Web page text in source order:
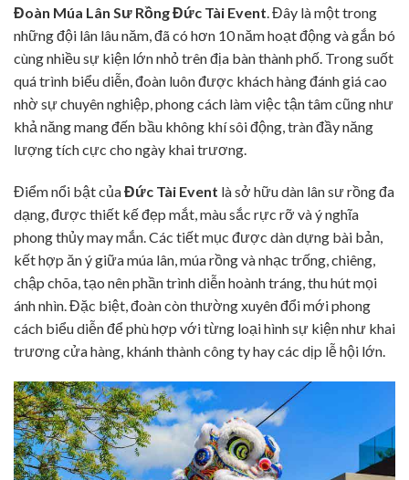
Đoàn Múa Lân Sư Rồng Đức Tài Event. Đây là một trong
những đội lân lâu năm, đã có hơn 10 năm hoạt động và gắn bó
cùng nhiều sự kiện lớn nhỏ trên địa bàn thành phố. Trong suốt
quá trình biểu diễn, đoàn luôn được khách hàng đánh giá cao
nhờ sự chuyên nghiệp, phong cách làm việc tận tâm cũng như
khả năng mang đến bầu không khí sôi động, tràn đầy năng
lượng tích cực cho ngày khai trương.
Điểm nổi bật củaĐức Tài Event là sở hữu dàn lân sư rồng đa
dạng, được thiết kế đẹp mắt, màu sắc rực rỡ và ý nghĩa
phong thủy may mắn. Các tiết mục được dàn dựng bài bản,
kết hợp ăn ý giữa múa lân, múa rồng và nhạc trống, chiêng,
chập chõa, tạo nên phần trình diễn hoành tráng, thu hút mọi
ánh nhìn. Đặc biệt, đoàn còn thường xuyên đổi mới phong
cách biểu diễn để phù hợp với từng loại hình sự kiện như khai
trương cửa hàng, khánh thành công ty hay các dịp lễ hội lớn.